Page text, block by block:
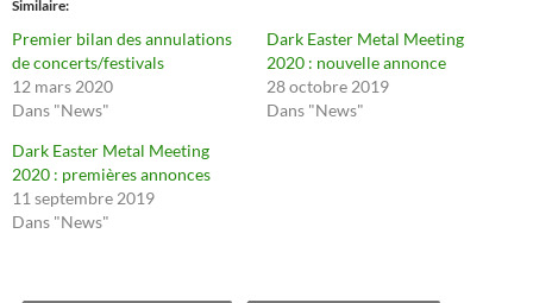
Similaire
Premier bilan des annulations
de concerts/festivals
12 mars 2020
Dans "News"
Dark Easter Metal Meeting
2020 : nouvelle annonce
28 octobre 2019
Dans "News"
Dark Easter Metal Meeting
2020 : premières annonces
11 septembre 2019
Dans "News"